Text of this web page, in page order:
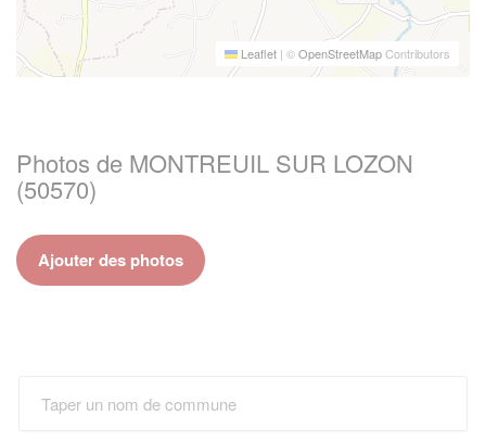
Leaflet | ©OpenStreetMapContributors
Photos de MONTREUIL SUR LOZON
(50570)
Ajouter des photos